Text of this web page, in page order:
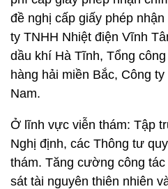
đề nghị cấp giấy phép
ty TNHH Nhiệt điện Vĩnh
dầu khí Hà Tĩnh, Tổng
hàng hải miền Bắc, Công
Nam.
Ở lĩnh vực viễn thám: Tập
Nghị định, các Thông tư
thám. Tăng cường công
sát tài nguyên thiên nhiên